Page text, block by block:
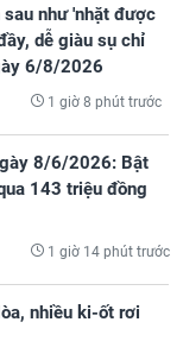
như 'nhặt được
dễ giàu sụ chỉ
6/8/2026
1 giờ 8 phút trước
8/6/2026: Bật
143 triệu đồng
1 giờ 14 phút trước
nhiều ki-ốt rơi